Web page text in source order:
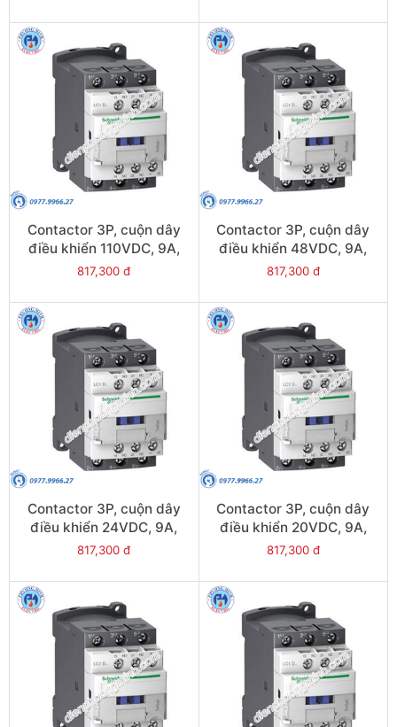
Contactor 3P, cuộn dây
điều khiển 110VDC, 9A,
1N/O, 1N/C - Model
817,300 đ
Contactor 3P, cuộn dây
điều khiển 48VDC, 9A,
1N/O, 1N/C - Model
817,300 đ
Contactor 3P, cuộn dây
điều khiển 24VDC, 9A,
1N/O, 1N/C - Model
817,300 đ
Contactor 3P, cuộn dây
điều khiển 20VDC, 9A,
1N/O, 1N/C - Model
817,300 đ